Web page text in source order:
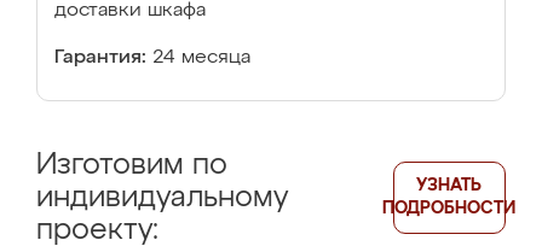
доставки шкафа
Гарантия: 24 месяца
Изготовим по
индивидуальному
проекту:
УЗНАТЬ
ПОДРОБНОСТИ